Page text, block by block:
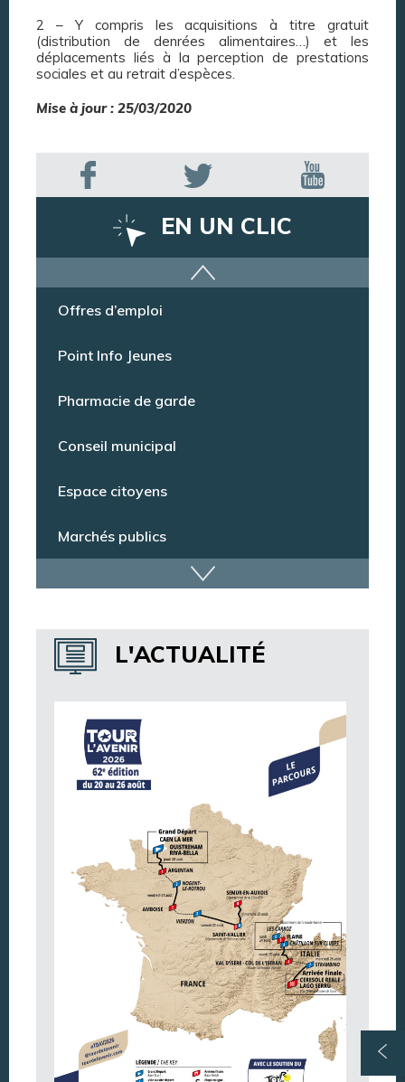
2 – Y compris les acquisitions à titre gratuit
(distribution de denrées alimentaires…) et les
déplacements liés à la perception de prestations
sociales et au retrait d’espèces.
Mise à jour : 25/03/2020
EN UN CLIC
Offres d’emploi
Point Info Jeunes
Pharmacie de garde
Conseil municipal
Espace citoyens
Marchés publics
Dispositif de vidéoprotection
Annuaire des services
Annuaire des associations
Argentan Aujourd’hui
L'ACTUALITÉ